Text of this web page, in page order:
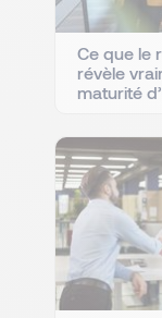
Ce que le
révèle
maturité